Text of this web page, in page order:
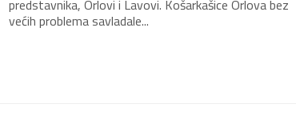
predstavnika, Orlovi i Lavovi. Košarkašice Orlova bez
većih problema savladale...